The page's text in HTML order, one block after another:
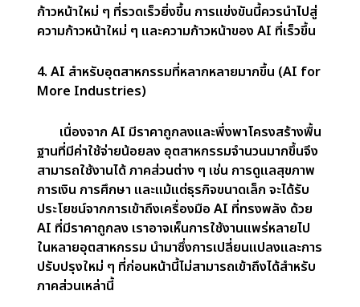
การเพิ่มขึ้นของ DeepSeek และการแพร่กระจายของ
เทคโนโลยี AI ถูกกำหนดให้เปลี่ยนอนาคตของการ
พัฒนา AI ในรูปแบบที่สำคัญ:
1. การเข้าถึงที่ง่ายขึ้นสำหรับนักสร้างสรรค์นวัตกรรม
รายใหม่ (Easier Access for New Innovators)
DeepSeek แสดงให้เห็นว่าขณะนี้สามารถสร้าง
โมเดล AI ที่แข่งขันได้ด้วยทรัพยากรที่น้อยลง สิ่งนี้
ทำให้บริษัทใหม่ ๆ รวมถึงบริษัทขนาดเล็ก สามารถ
แข่งขันกับผู้เล่นรายใหญ่ เช่น NVIDIA และ
Microsoft ได้ง่ายขึ้น ผลที่ตามมาคือ เราสามารถคาด